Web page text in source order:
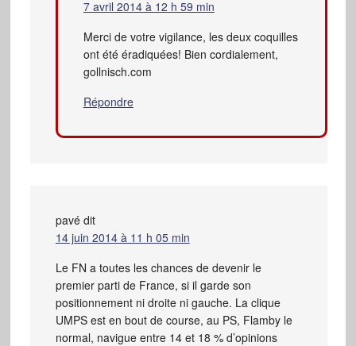
7 avril 2014 à 12 h 59 min
Merci de votre vigilance, les deux coquilles
ont été éradiquées! Bien cordialement,
gollnisch.com
Répondre
pavé dit
14 juin 2014 à 11 h 05 min
Le FN a toutes les chances de devenir le
premier parti de France, si il garde son
positionnement ni droite ni gauche. La clique
UMPS est en bout de course, au PS, Flamby le
normal, navigue entre 14 et 18 % d’opinions